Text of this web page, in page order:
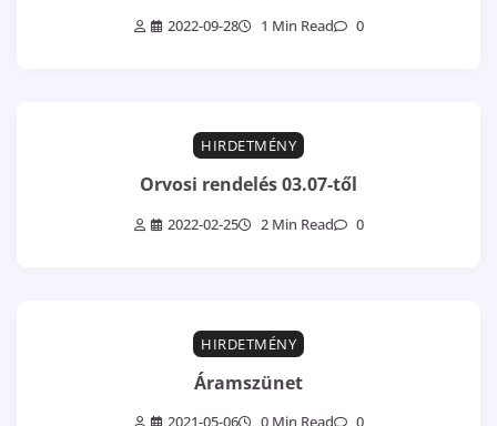
2022-09-28 1 Min Read 0
HIRDETMÉNY
Orvosi rendelés 03.07-től
2022-02-25 2 Min Read 0
HIRDETMÉNY
Áramszünet
2021-05-06 0 Min Read 0